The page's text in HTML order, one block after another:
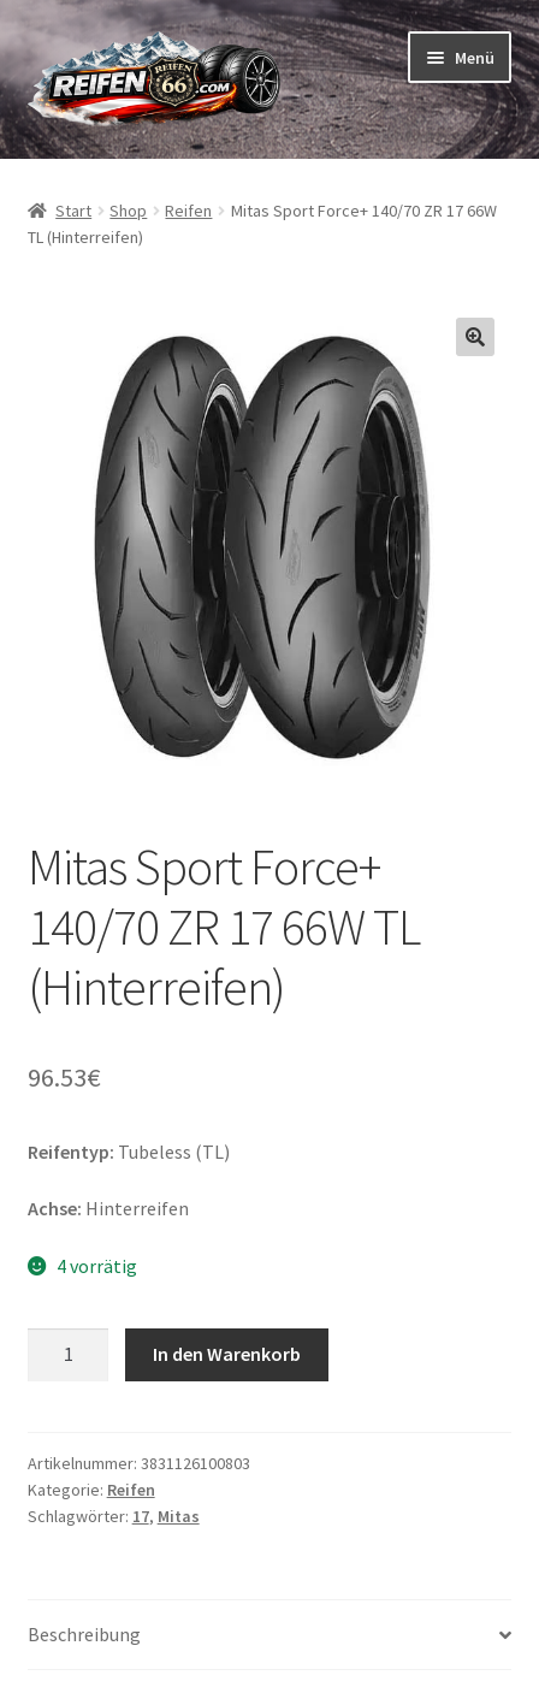
Zur
Navigation
springen
Zum
Inhalt
springen
Menü
Reifen
Schläuche
Reifentests
Kontakt
Start Shop Reifen
Mitas Sport Force+ 140/70 ZR 17 66W
TL (Hinterreifen)
Mitas Sport Force+
140/70 ZR 17 66W TL
(Hinterreifen)
96.53€
Reifentyp: Tubeless (TL)
Achse: Hinterreifen
4 vorrätig
ZR
17
66W
In den Warenkorb
Artikelnummer: 3831126100803
Kategorie: Reifen
Schlagwörter: 17, Mitas
Beschreibung